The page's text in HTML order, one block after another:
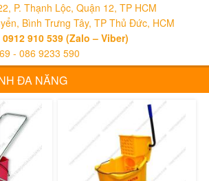
P. Thạnh Lộc, Quận 12, TP HCM
Bình Trưng Tây, TP Thủ Đức, HCM
910 539 (Zalo – Viber)
- 086 9233 590
ĐA NĂNG